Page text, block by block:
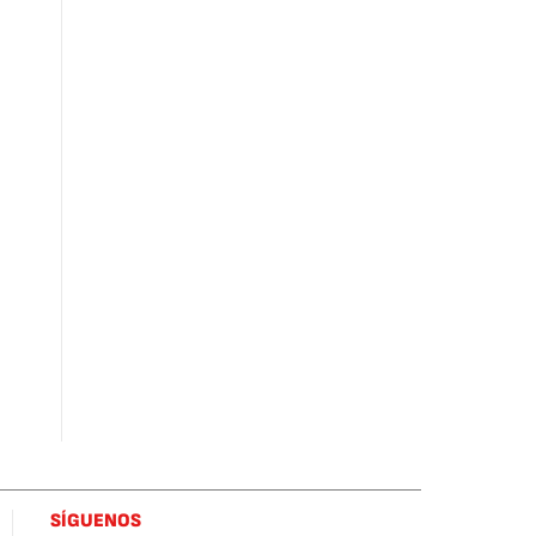
SÍGUENOS